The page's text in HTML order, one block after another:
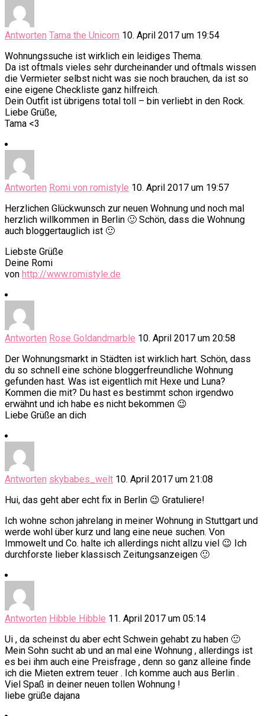
Antworten Tama the Unicorn 10. April 2017 um 19:54
Wohnungssuche ist wirklich ein leidiges Thema.
Da ist oftmals vieles sehr durcheinander und oftmals wissen
die Vermieter selbst nicht was sie noch brauchen, da ist so
eine eigene Checkliste ganz hilfreich.
Dein Outfit ist übrigens total toll – bin verliebt in den Rock.
Liebe Grüße,
Tama <3
Antworten Romi von romistyle 10. April 2017 um 19:57
Herzlichen Glückwunsch zur neuen Wohnung und noch mal
herzlich willkommen in Berlin 🙂 Schön, dass die Wohnung
auch bloggertauglich ist 🙂
Liebste Grüße
Deine Romi
von http://www.romistyle.de
Antworten Rose Goldandmarble 10. April 2017 um 20:58
Der Wohnungsmarkt in Städten ist wirklich hart. Schön, dass
du so schnell eine schöne bloggerfreundliche Wohnung
gefunden hast. Was ist eigentlich mit Hexe und Luna?
Kommen die mit? Du hast es bestimmt schon irgendwo
erwähnt und ich habe es nicht bekommen 😉
Liebe Grüße an dich
Antworten skybabes_welt 10. April 2017 um 21:08
Hui, das geht aber echt fix in Berlin 😉 Gratuliere!
Ich wohne schon jahrelang in meiner Wohnung in Stuttgart und
werde wohl über kurz und lang eine neue suchen. Von
Immowelt und Co. halte ich allerdings nicht allzu viel 😉 Ich
durchforste lieber klassisch Zeitungsanzeigen 🙂
Antworten Hibble Hibble 11. April 2017 um 05:14
Ui , da scheinst du aber echt Schwein gehabt zu haben 🙂
Mein Sohn sucht ab und an mal eine Wohnung , allerdings ist
es bei ihm auch eine Preisfrage , denn so ganz alleine finde
ich die Mieten extrem teuer . Ich komme auch aus Berlin .
Viel Spaß in deiner neuen tollen Wohnung !
liebe grüße dajana